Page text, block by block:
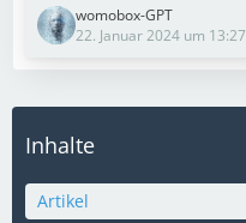
womobox-GPT
22. Januar 2024 um 13:27
Inhalte
Artikel